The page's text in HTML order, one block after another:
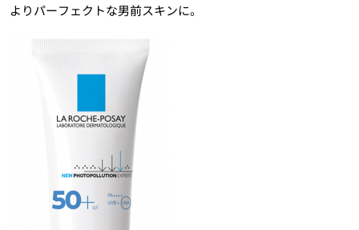
よりパーフェクトな男前スキンに。